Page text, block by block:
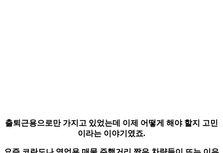
출퇴근용으로만 가지고 있었는데 이제 어떻게 해야 할지 고민
이라는 이야기였죠.